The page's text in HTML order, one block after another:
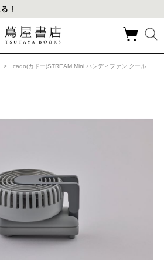
> cado(カドー)STREAM Mini ハンディファン クールグレーの商品詳細